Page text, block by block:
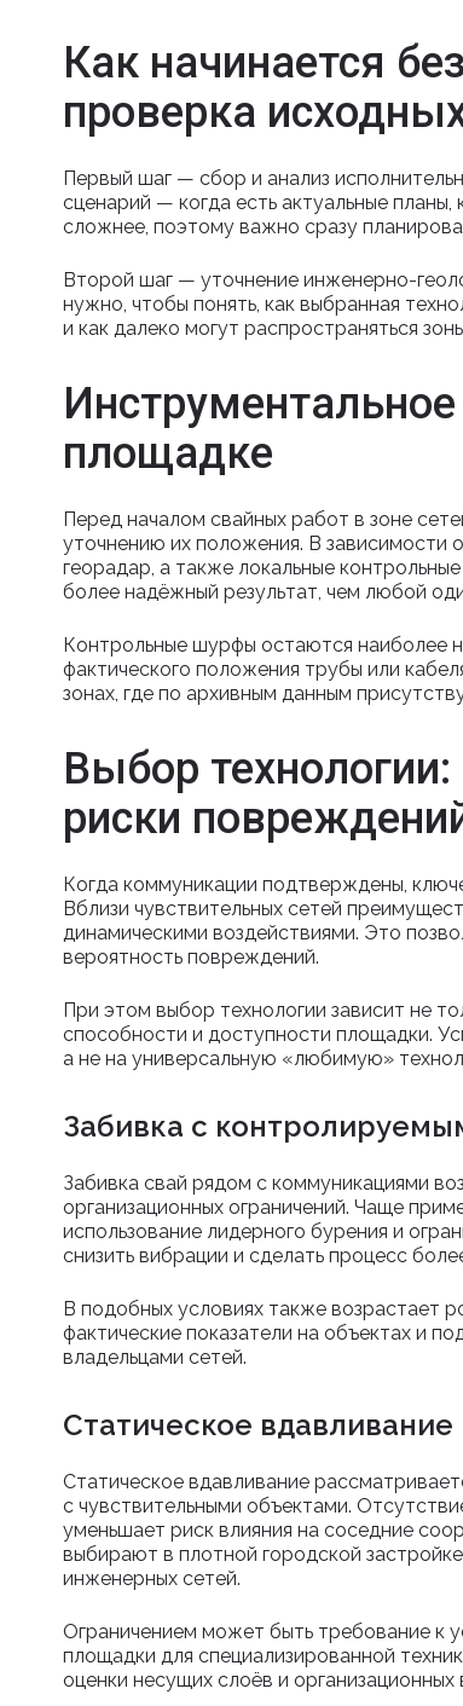
Как начинается
проверка
Первый шаг — сбор и анализ
сценарий — когда есть актуальные
сложнее, поэтому важно сразу
Второй шаг — уточнение инженерно-
нужно, чтобы понять, как выбранная
и как далеко могут распространяться
площадке
Перед началом свайных работ в зоне
уточнению их положения. В зависимости
георадар, а также локальные
более надёжный результат, чем любой
Контрольные шурфы остаются наиболее
фактического положения трубы или
зонах, где по архивным данным
Выбор
риски
Когда коммуникации подтверждены,
Вблизи чувствительных сетей
динамическими воздействиями. Это
вероятность повреждений.
При этом выбор технологии зависит не
способности и доступности площадки.
а не на универсальную «любимую»
Забивка с
Забивка свай рядом с коммуникациями
организационных ограничений. Чаще
использование лидерного бурения и
снизить вибрации и сделать процесс
В подобных условиях также возрастает
фактические показатели на объектах и
владельцами сетей.
Статическое вдавливание
Статическое вдавливание
с чувствительными объектами.
уменьшает риск влияния на соседние
выбирают в плотной городской
инженерных сетей.
Ограничением может быть требование к
площадки для специализированной
оценки несущих слоёв и